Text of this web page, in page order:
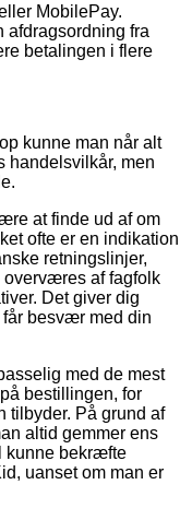
MobilePay.
afdragsordning fra
betalingen i flere
kunne man når alt
handelsvilkår, men
at finde ud af om
ofte er en indikation
retningslinjer,
overværes af fagfolk
Det giver dig
besvær med din
med de mest
bestillingen, for
tilbyder. På grund af
altid gemmer ens
kunne bekræfte
uanset om man er